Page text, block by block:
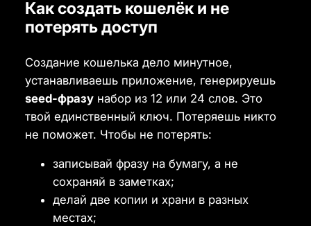
Как создать кошелёк и не
потерять доступ
Создание кошелька дело минутное,
устанавливаешь приложение, генерируешь
seed-фразунабор из 12 или 24 слов. Это
твой единственный ключ. Потеряешь никто
не поможет. Чтобы не потерять:
записывай фразу на бумагу, а не
сохраняй в заметках;
делай две копии и храни в разных
местах;